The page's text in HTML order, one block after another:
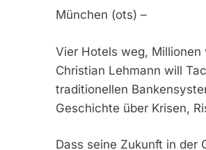
München (ots) –
Vier Hotels weg,
Christian Lehmann will
traditionellen
Geschichte über Krisen,
Dass seine Zukunft in der